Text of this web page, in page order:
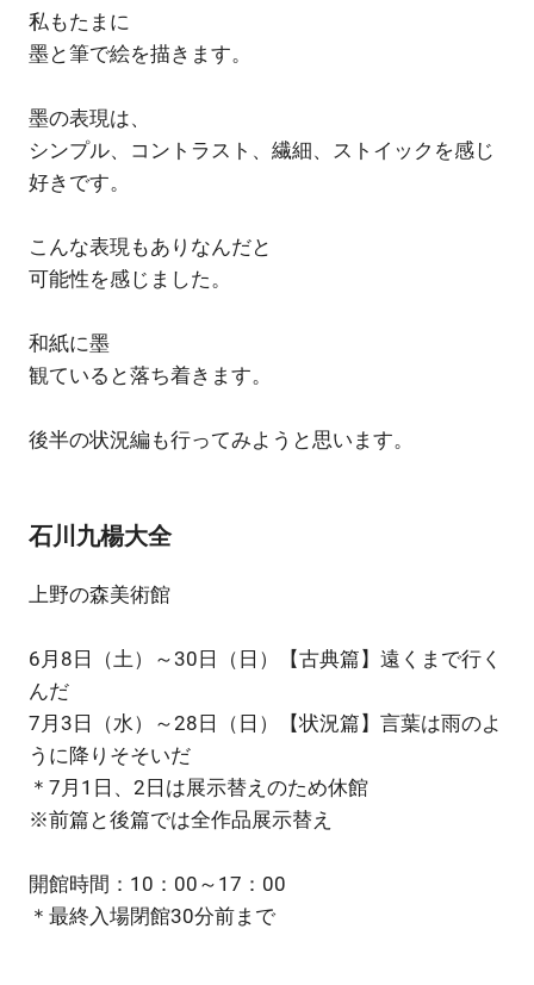
私もたまに
墨と筆で絵を描きます。
墨の表現は、
シンプル、コントラスト、繊細、ストイックを感じ
好きです。
こんな表現もありなんだと
可能性を感じました。
和紙に墨
観ていると落ち着きます。
後半の状況編も行ってみようと思います。
石川九楊大全
上野の森美術館
6月8日（土）～30日（日）【古典篇】遠くまで行く
んだ
7月3日（水）～28日（日）【状況篇】言葉は雨のよ
うに降りそそいだ
＊7月1日、2日は展示替えのため休館
※前篇と後篇では全作品展示替え
開館時間：10：00～17：00
＊最終入場閉館30分前まで